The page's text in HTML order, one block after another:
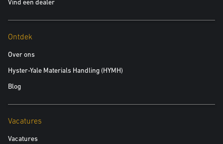
Product waarin u geïnteresseerd bent
*verplicht
Nieuwe machines
Vind een dealer
Ontdek
Over ons
Hyster-Yale Materials Handling (HYMH)
Blog
Vacatures
Vacatures